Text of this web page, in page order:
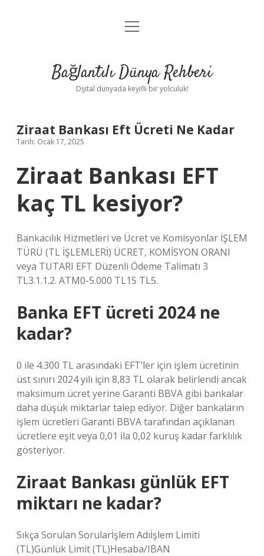
Anasayfa
Yasal Uyarı
menüyü
Bağlantılı Dünya Rehberi
Dijital dünyada keyifli bir yolculuk!
Ziraat Bankası Eft Ücreti Ne Kadar
Tarih: Ocak 17, 2025
Ziraat Bankası EFT
kaç TL kesiyor?
Bankacılık Hizmetleri ve Ücret ve Komisyonlar İŞLEM
TÜRÜ (TL İŞLEMLERİ) ÜCRET, KOMİSYON ORANI
veya TUTARI EFT Düzenli Ödeme Talimatı 3
TL3.1.1.2. ATM0-5.000 TL15 TL5.
Banka EFT ücreti 2024 ne
kadar?
0 ile 4.300 TL arasındaki EFT’ler için işlem ücretinin
üst sınırı 2024 yılı için 8,83 TL olarak belirlendi ancak
maksimum ücret yerine Garanti BBVA gibi bankalar
daha düşük miktarlar talep ediyor. Diğer bankaların
işlem ücretleri Garanti BBVA tarafından açıklanan
ücretlere eşit veya 0,01 ila 0,02 kuruş kadar farklılık
gösteriyor.
Ziraat Bankası günlük EFT
miktarı ne kadar?
Sıkça Sorulan Sorularİşlem Adıİşlem Limiti
(TL)Günlük Limit (TL)Hesaba/IBAN